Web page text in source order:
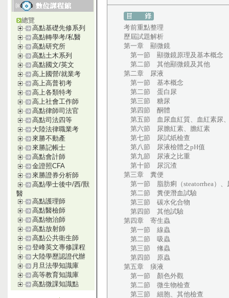
總覽
高點基礎先修系列
高點轉學考/私醫
高點研究所
高點土木系列
高點國文/英文
高上國營/就業考
高上高普初考
高上各類特考
高上社會工作師
高點律師司法官
高點司法四等
大陸法律職業考
來勝不動產
來勝記帳士
高點會計師
金證照CFA
來勝證券分析師
高點學士後中/西/獸
醫
高點護理師
高點醫檢師
高點物治師
高點放射師
高點公共衛生師
登峰英文專修課程
大陸學歷認證代辦
月旦法學知識庫
高等教育知識庫
高點微課知識點
考前重點整理
歷屆試題解析
第一章 顯微鏡
第一節 顯微鏡原理及基本概念
第二節 其他顯微鏡及其他
第二章 尿液
第一節 基本概念
第二節 蛋白尿
第三節 糖尿
第四節 酮體
第五節 血尿血紅質、血紅素尿
第六節 尿膽紅素、膽紅素
第七節 尿試紙檢查
第八節 尿液檢體之pH值
第九節 尿液之比重
第十節 尿沉渣
第三章 糞便
第一節 脂肪痢（steatorrhea）、
第二節 糞便潛血試驗
第三節 碳水化合物
第四節 其他試驗
第四章 寄生蟲
第一節 線蟲
第二節 吸蟲
第三節 絛蟲
第四節 原蟲
第五章 痰液
第一節 顏色外觀
第二節 微生物檢查
第三節 細胞、其他檢查